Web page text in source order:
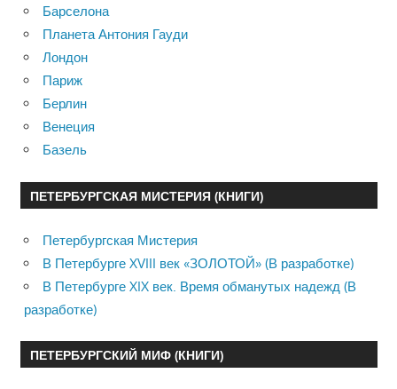
Барселона
Планета Антония Гауди
Лондон
Париж
Берлин
Венеция
Базель
ПЕТЕРБУРГСКАЯ МИСТЕРИЯ (КНИГИ)
Петербургская Мистерия
В Петербурге XVIII век «ЗОЛОТОЙ» (В разработке)
В Петербурге XIX век. Время обманутых надежд (В
разработке)
ПЕТЕРБУРГСКИЙ МИФ (КНИГИ)